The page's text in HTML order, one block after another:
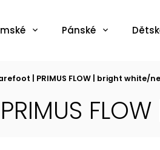
Pánské
| PRIMUS FLOW | bright white/